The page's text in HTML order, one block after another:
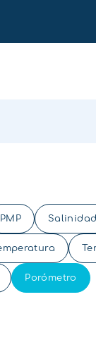
PMP Salinidad
Porómetro